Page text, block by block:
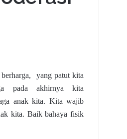
yang patut kita
pada akhirnya kita
anak kita. Kita wajib
kita. Baik bahaya fisik